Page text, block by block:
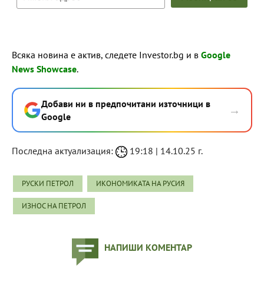
Всяка новина е актив, следете Investor.bg и в Google
News Showcase.
Добави ни в предпочитани източници в
Google
→
Последна актуализация: 19:18 | 14.10.25 г.
РУСКИ ПЕТРОЛ ИКОНОМИКАТА НА РУСИЯ
ИЗНОС НА ПЕТРОЛ
НАПИШИ КОМЕНТАР